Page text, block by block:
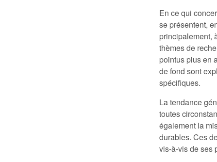
En ce qui
se présentent,
principalement,
thèmes de
pointus plus en
de fond sont
spécifiques.
La tendance
toutes
également la
durables. Ces
vis-à-vis de ses